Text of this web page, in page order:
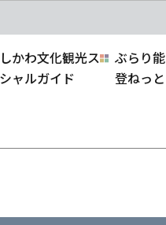
かわ文化観光ス
ャルガイド
ぶらり能
登ねっと